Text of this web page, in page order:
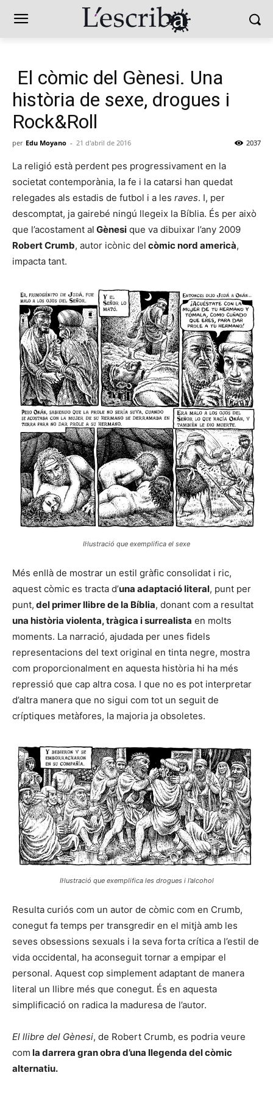
El còmic del Gènesi. Una
història de sexe, drogues i
Rock&Roll
per Edu Moyano - 21 d'abril de 2016 2037
La religió està perdent pes progressivament en la
societat contemporània, la fe i la catarsi han quedat
relegades als estadis de futbol i a les raves. I, per
descomptat, ja gairebé ningú llegeix la Bíblia. És per això
que l’acostament al Gènesi que va dibuixar l’any 2009
Robert Crumb, autor icònic del còmic nord americà,
impacta tant.
Il·lustració que exemplifica el sexe
Més enllà de mostrar un estil gràfic consolidat i ric,
aquest còmic es tracta d’una adaptació literal, punt per
punt, del primer llibre de la Bíblia, donant com a resultat
una història violenta, tràgica i surrealista en molts
moments. La narració, ajudada per unes fidels
representacions del text original en tinta negre, mostra
com proporcionalment en aquesta història hi ha més
repressió que cap altra cosa. I que no es pot interpretar
d’altra manera que no sigui com tot un seguit de
críptiques metàfores, la majoria ja obsoletes.
Il·lustració que exemplifica les drogues i l’alcohol
Resulta curiós com un autor de còmic com en Crumb,
conegut fa temps per transgredir en el mitjà amb les
seves obsessions sexuals i la seva forta crítica a l’estil de
vida occidental, ha aconseguit tornar a empipar el
personal. Aquest cop simplement adaptant de manera
literal un llibre més que conegut. És en aquesta
simplificació on radica la maduresa de l’autor.
El llibre del Gènesi, de Robert Crumb, es podria veure
com la darrera gran obra d’una llegenda del còmic
alternatiu.